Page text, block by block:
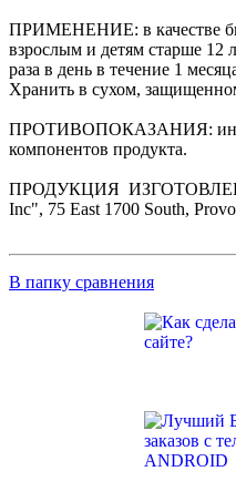
ПРИМЕНЕНИЕ: в качестве
взрослым и детям старше 12
раза в день в течение 1
Хранить в сухом,
ПРОТИВОПОКАЗАНИЯ:
компонентов продукта.
ПРОДУКЦИЯ ИЗГОТОВЛЕНА:
Inc", 75 East 1700 South,
В папку сравнения